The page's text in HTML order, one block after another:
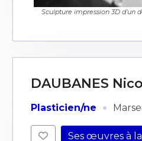
Sculpture impression 3D d’un
DAUBANES
Plasticien/ne ·
Ses œuvres à